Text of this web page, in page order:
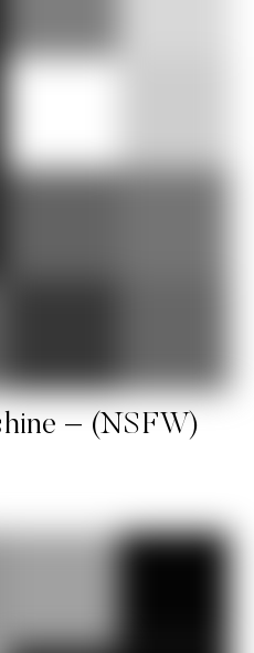
– (NSFW)